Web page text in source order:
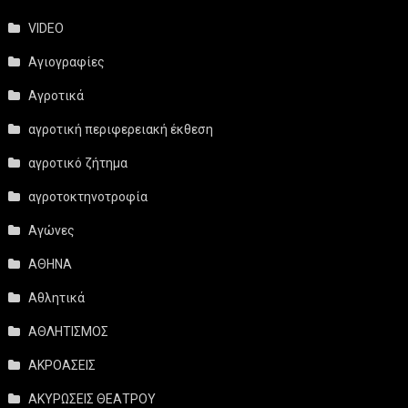
VIDEO
Αγιογραφίες
Αγροτικά
αγροτική περιφερειακή έκθεση
αγροτικό ζήτημα
αγροτοκτηνοτροφία
Αγώνες
ΑΘΗΝΑ
Αθλητικά
ΑΘΛΗΤΙΣΜΟΣ
ΑΚΡΟΑΣΕΙΣ
ΑΚΥΡΩΣΕΙΣ ΘΕΑΤΡΟΥ